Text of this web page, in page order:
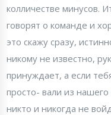
колличестве минусов.
говорят о команде и
это скажу сразу,
никому не известно,
принуждает, а если
просто- вали из
никто и никогда не